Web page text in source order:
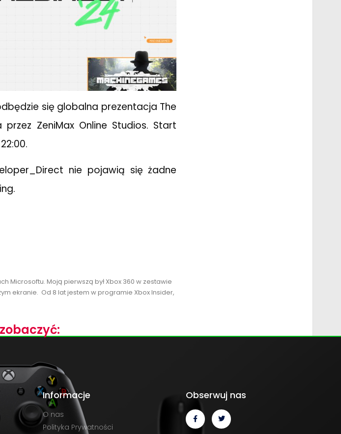
się globalna prezentacja The
ZeniMax Online Studios. Start
nie pojawią się żadne
Microsoftu. Moją pierwszą był Xbox 360 w zestawie
ekranie. Od 8 lat jestem w programie Xbox Insider,
Informacje
O nas
Polityka Prywatności
Obserwuj nas